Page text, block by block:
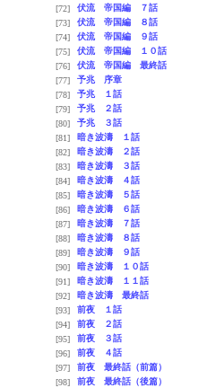
[72]
伏流 帝国編 ７話
[73]
伏流 帝国編 ８話
[74]
伏流 帝国編 ９話
[75]
伏流 帝国編 １０話
[76]
伏流 帝国編 最終話
[77]
予兆 序章
[78]
予兆 １話
[79]
予兆 ２話
[80]
予兆 ３話
[81]
暗き波濤 １話
[82]
暗き波濤 ２話
[83]
暗き波濤 ３話
[84]
暗き波濤 ４話
[85]
暗き波濤 ５話
[86]
暗き波濤 ６話
[87]
暗き波濤 ７話
[88]
暗き波濤 ８話
[89]
暗き波濤 ９話
[90]
暗き波濤 １０話
[91]
暗き波濤 １１話
[92]
暗き波濤 最終話
[93]
前夜 １話
[94]
前夜 ２話
[95]
前夜 ３話
[96]
前夜 ４話
[97]
前夜 最終話（前篇）
[98]
前夜 最終話（後篇）